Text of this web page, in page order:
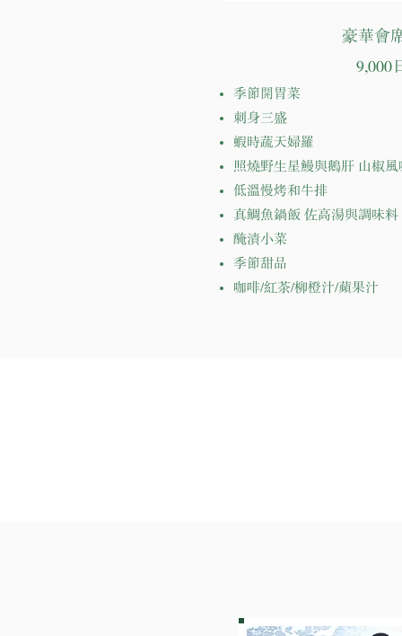
豪華會
9,000
季節開胃菜
刺身三盛
蝦時蔬天婦羅
照燒野生星鰻與鵝肝 山椒風
低溫慢烤和牛排
真鯛魚鍋飯 佐高湯與調味料
醃漬小菜
季節甜品
咖啡/紅茶/柳橙汁/蘋果汁